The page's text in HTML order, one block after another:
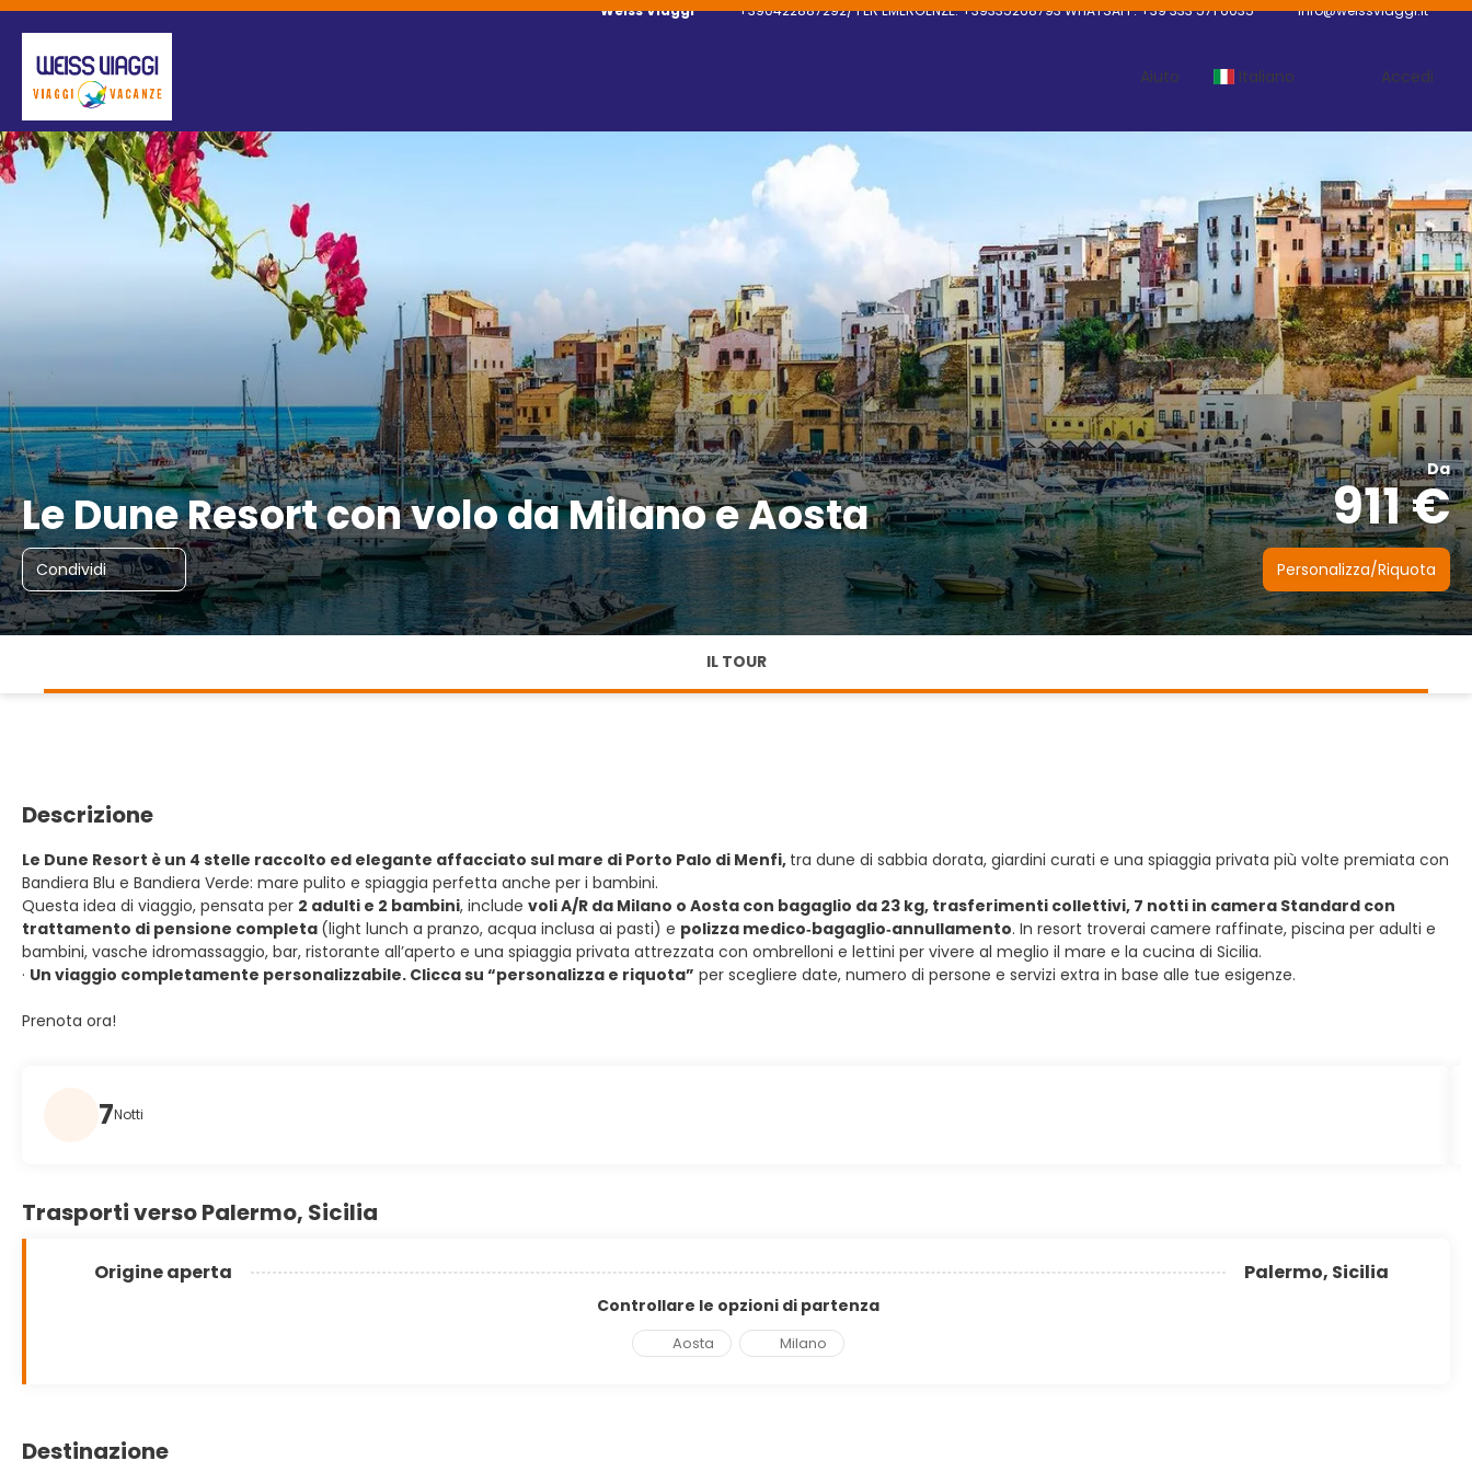
Weiss Viaggi +390422887292/ PER EMERGENZE: +39335268793 WHATSAPP: +39 333 571 6035 info@weissviaggi.it
Aiuto Italiano Accedi
Le Dune Resort con volo da Milano e Aosta
Da
911 €
Condividi Personalizza/Riquota
IL TOUR
Descrizione
Le Dune Resort è un 4 stelle raccolto ed elegante affacciato sul mare di Porto Palo di Menfi, tra dune di sabbia dorata, giardini curati e una spiaggia privata più volte premiata con
Bandiera Blu e Bandiera Verde: mare pulito e spiaggia perfetta anche per i bambini.
Questa idea di viaggio, pensata per 2 adulti e 2 bambini, include voli A/R da Milano o Aosta con bagaglio da 23 kg, trasferimenti collettivi, 7 notti in camera Standard con
trattamento di pensione completa (light lunch a pranzo, acqua inclusa ai pasti) e polizza medico‑bagaglio‑annullamento. In resort troverai camere raffinate, piscina per adulti e
bambini, vasche idromassaggio, bar, ristorante all’aperto e una spiaggia privata attrezzata con ombrelloni e lettini per vivere al meglio il mare e la cucina di Sicilia.
· Un viaggio completamente personalizzabile. Clicca su “personalizza e riquota” per scegliere date, numero di persone e servizi extra in base alle tue esigenze.
Prenota ora!
7Notti
Trasporti verso Palermo, Sicilia
Origine aperta Palermo, Sicilia
Controllare le opzioni di partenza
Aosta Milano
Destinazione